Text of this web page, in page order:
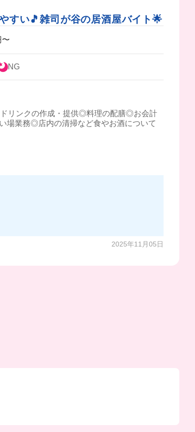
すい🎵雑司が谷の居酒屋バイト🌟
〜
NG
リンクの作成・提供◎料理の配膳◎お会計
業務◎店内の清掃など食やお酒について
2025年11月05日